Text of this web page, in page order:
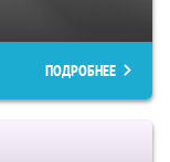
ПОДРОБНЕЕ